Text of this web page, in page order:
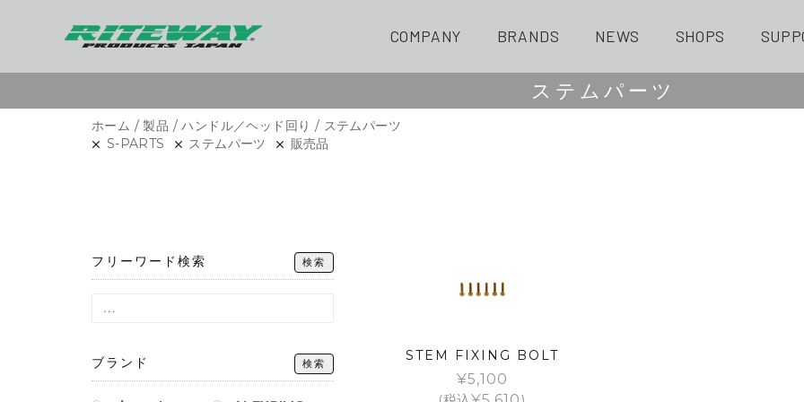
COMPANY BRANDS NEWS SHOPS
ステムパーツ
ホーム /製品 /ハンドル／ヘッド回り / ステムパーツ
STEM FIXING BOLT
¥5,100
S-PARTS ステムパーツ 販売品
フリーワード検索 検索
ブランド 検索